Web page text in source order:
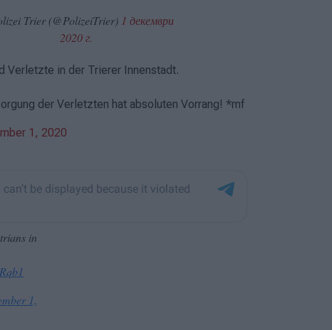
Trier (@PolizeiTrier) 1 декември
2020 г.
Verletzte in der Trierer Innenstadt.
der Verletzten hat absoluten Vorrang! *mf
1, 2020
in
1,